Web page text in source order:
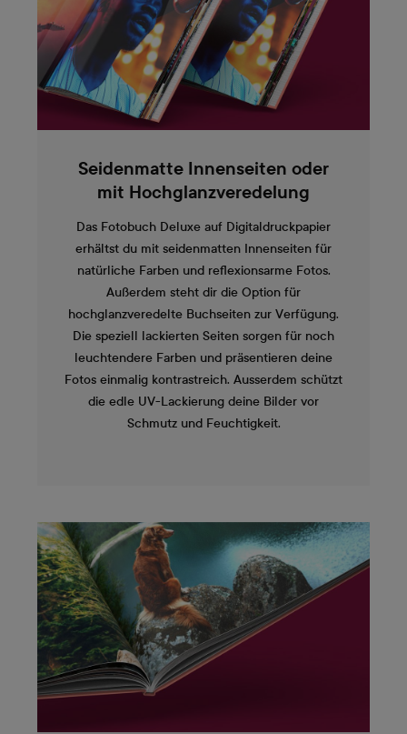
Seidenmatte Innenseiten oder
mit Hochglanzveredelung
Das Fotobuch Deluxe auf Digitaldruckpapier
erhältst du mit seidenmatten Innenseiten für
natürliche Farben und reflexionsarme Fotos.
Außerdem steht dir die Option für
hochglanzveredelte Buchseiten zur Verfügung.
Die speziell lackierten Seiten sorgen für noch
leuchtendere Farben und präsentieren deine
Fotos einmalig kontrastreich. Ausserdem schützt
die edle UV-Lackierung deine Bilder vor
Schmutz und Feuchtigkeit.